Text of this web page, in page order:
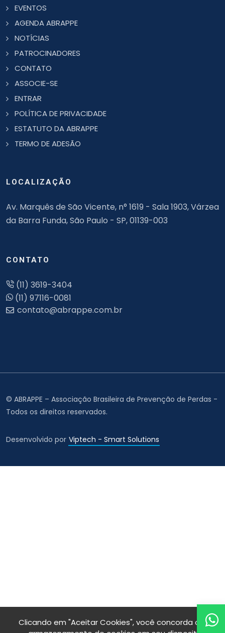
Clicando em "Aceitar Cookies", você concorda com o
EVENTOS
AGENDA ABRAPPE
NOTÍCIAS
PATROCINADORES
CONTATO
ASSOCIE-SE
ENTRAR
POLÍTICA DE PRIVACIDADE
ESTATUTO DA ABRAPPE
TERMO DE ADESÃO
LOCALIZAÇÃO
Av. Marquês de São Vicente, n° 1619 - Sala 1903, Várzea
da Barra Funda, São Paulo - SP, 01139-003
CONTATO
(11) 3619-3404
(11) 97116-0081
© ABRAPPE – Associação Brasileira de Prevenção de Perdas -
Todos os direitos reservados.
Desenvolvido por Viptech - Smart Solutions